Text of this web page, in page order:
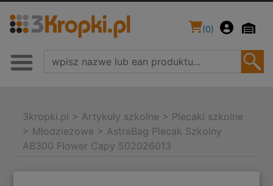
(0)
3kropki.pl > Artykuły szkolne > Plecaki szkolne
> Młodzieżowe > AstraBag Plecak Szkolny
AB300 Flower Capy 502026013